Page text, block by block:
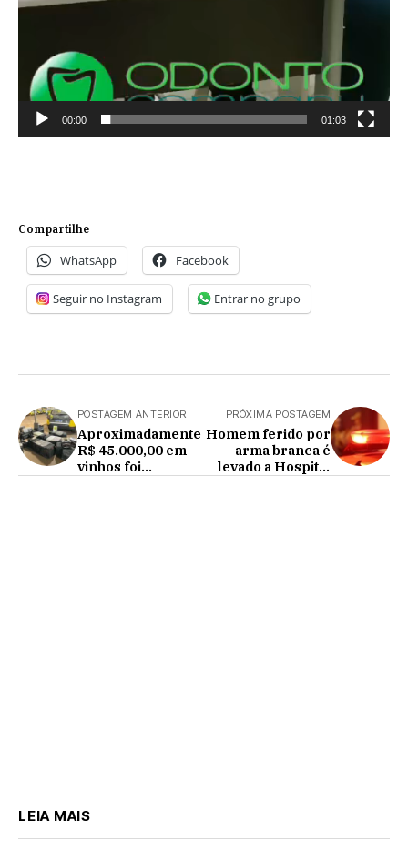
00:00 01:03
Compartilhe
WhatsApp Facebook
Seguir no Instagram Entrar no grupo
POSTAGEM ANTERIOR
Aproximadamente
R$ 45.000,00 em
vinhos foi
PRÓXIMA POSTAGEM
Homem ferido por
arma branca é
levado a Hospital
LEIA MAIS